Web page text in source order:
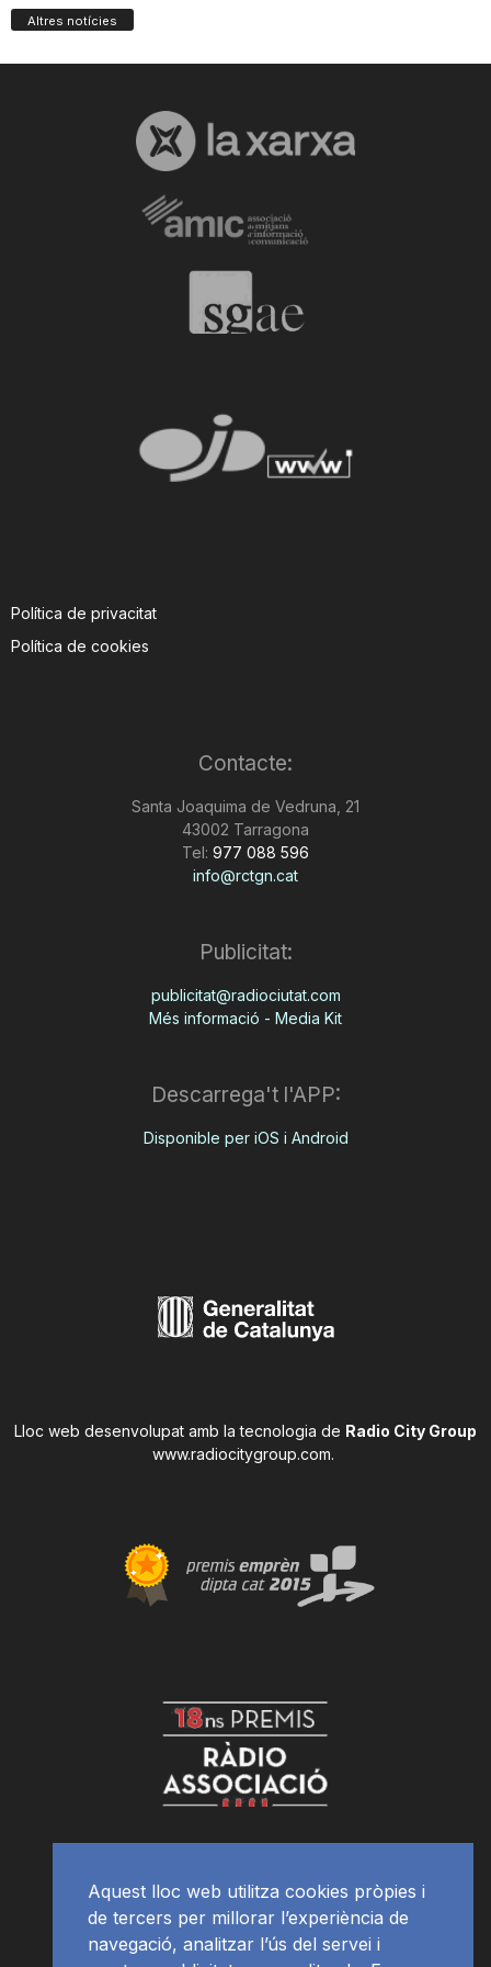
Altres notícies
Política de privacitat
Política de cookies
Contacte:
Santa Joaquima de Vedruna, 21
43002 Tarragona
Tel: 977 088 596
info@rctgn.cat
Publicitat:
publicitat@radiociutat.com
Més informació - Media Kit
Descarrega't l'APP:
Disponible per iOS i Android
Lloc web desenvolupat amb la tecnologia de Radio City Group
www.radiocitygroup.com.
Aquest lloc web utilitza cookies pròpies i
de tercers per millorar l’experiència de
navegació, analitzar l’ús del servei i